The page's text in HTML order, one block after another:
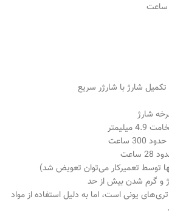
حدود 300 ساعت
ساعت
توسط تعمیرکار می‌توان تعویض شد)
و گرم شدن بیش از حد
یونی است، اما به دلیل استفاده از مواد